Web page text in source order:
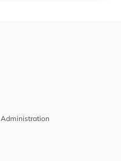
Administration